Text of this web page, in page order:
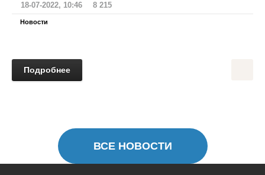
18-07-2022, 10:46 8 215
Новости
Подробнее
ВСЕ НОВОСТИ